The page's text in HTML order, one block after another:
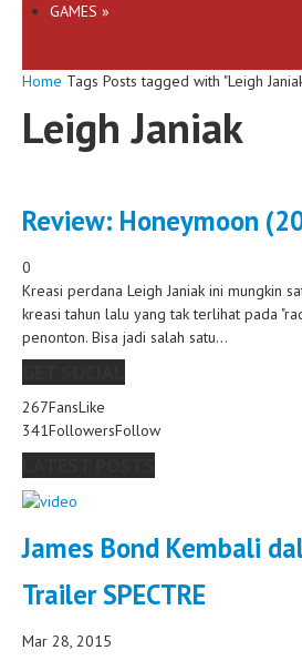
GAMES »
Home Tags Posts tagged with "Leigh
Leigh Janiak
Review: Honeymoon
0
Kreasi perdana Leigh Janiak ini mungkin
kreasi tahun lalu yang tak terlihat pada
penonton. Bisa jadi salah satu...
267FansLike
341FollowersFollow
James Bond Kembali
Trailer SPECTRE
Mar 28, 2015